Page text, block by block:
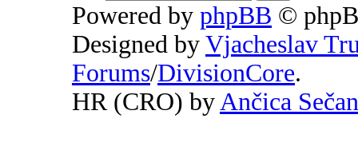
Powered by phpBB ©
Designed by Vjacheslav
Forums/DivisionCore.
HR (CRO) by Ančica Sečan